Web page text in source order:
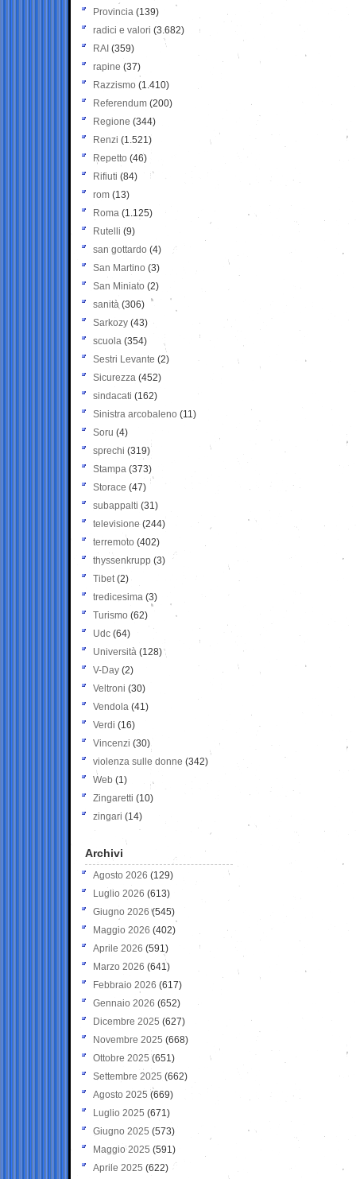
Provincia (139)
radici e valori (3.682)
RAI (359)
rapine (37)
Razzismo (1.410)
Referendum (200)
Regione (344)
Renzi (1.521)
Repetto (46)
Rifiuti (84)
rom (13)
Roma (1.125)
Rutelli (9)
san gottardo (4)
San Martino (3)
San Miniato (2)
sanità (306)
Sarkozy (43)
scuola (354)
Sestri Levante (2)
Sicurezza (452)
sindacati (162)
Sinistra arcobaleno (11)
Soru (4)
sprechi (319)
Stampa (373)
Storace (47)
subappalti (31)
televisione(244)
terremoto (402)
thyssenkrupp (3)
Tibet(2)
tredicesima (3)
Turismo (62)
Udc (64)
Università (128)
V-Day (2)
Veltroni (30)
Vendola (41)
Verdi (16)
Vincenzi (30)
violenza sulle donne (342)
Web (1)
Zingaretti (10)
zingari (14)
Archivi
Agosto 2026 (129)
Luglio 2026 (613)
Giugno 2026 (545)
Maggio 2026 (402)
Aprile 2026 (591)
Marzo 2026 (641)
Febbraio 2026 (617)
Gennaio 2026 (652)
Dicembre 2025 (627)
Novembre 2025 (668)
Ottobre 2025 (651)
Settembre 2025 (662)
Agosto 2025 (669)
Luglio 2025 (671)
Giugno 2025 (573)
Maggio 2025 (591)
Aprile 2025 (622)